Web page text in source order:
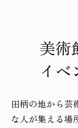
美術
イベ
田柄の地から芸
な人が集える場